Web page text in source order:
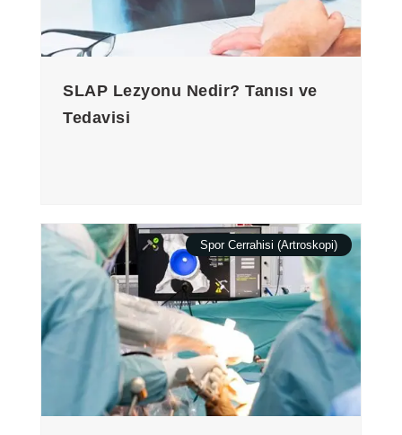
SLAP Lezyonu Nedir? Tanısı ve
Tedavisi
Spor Cerrahisi (Artroskopi)